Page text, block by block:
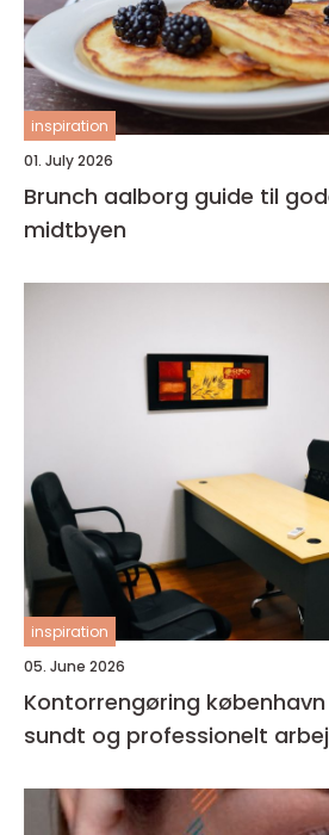
inspiration
01. July 2026
Brunch aalborg guide til gode oplevelser i
midtbyen
inspiration
05. June 2026
Kontorrengøring københavn sådan får du et
sundt og professionelt